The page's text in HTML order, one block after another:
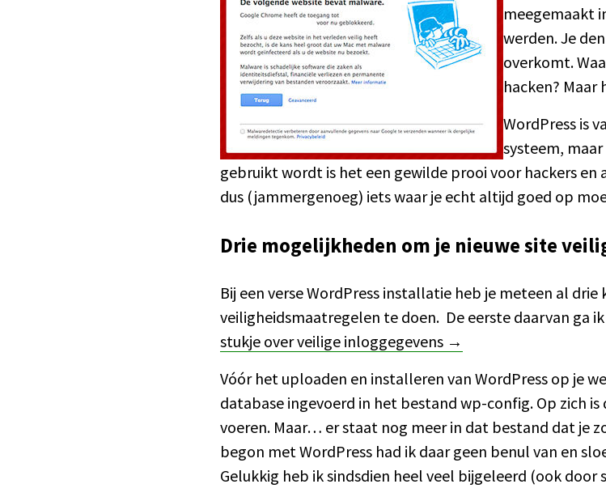
meegemaakt
werden. Je
overkomt.
hacken?
WordPress is
systeem,
gebruikt wordt is het een gewilde prooi voor hackers en
dus (jammergenoeg) iets waar je echt altijd goed op
Drie mogelijkheden om je nieuwe site
Bij een verse WordPress installatie heb je meteen al drie
veiligheidsmaatregelen te doen. De eerste daarvan ga
stukje over veilige inloggegevens →
Vóór het uploaden en installeren van WordPress op je
database ingevoerd in het bestand wp-config. Op zich
voeren. Maar… er staat nog meer in dat bestand dat je
begon met WordPress had ik daar geen benul van en
Gelukkig heb ik sindsdien heel veel bijgeleerd (ook door